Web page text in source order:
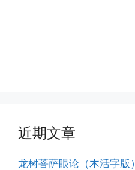
近期文章
龙树菩萨眼论（木活字版）